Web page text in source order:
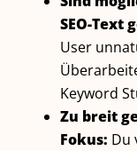
SEO-Text
User
Keyword
Zu breit
Fokus: Du